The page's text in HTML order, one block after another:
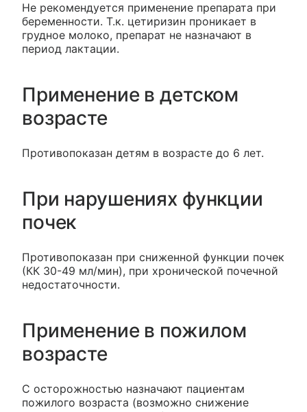
Не рекомендуется применение препарата при
беременности. Т.к. цетиризин проникает в
грудное молоко, препарат не назначают в
период лактации.
Применение в детском
возрасте
Противопоказан детям в возрасте до 6 лет.
При нарушениях функции
почек
Противопоказан при сниженной функции почек
(КК 30-49 мл/мин), при хронической почечной
недостаточности.
Применение в пожилом
возрасте
С осторожностью назначают пациентам
пожилого возраста (возможно снижение